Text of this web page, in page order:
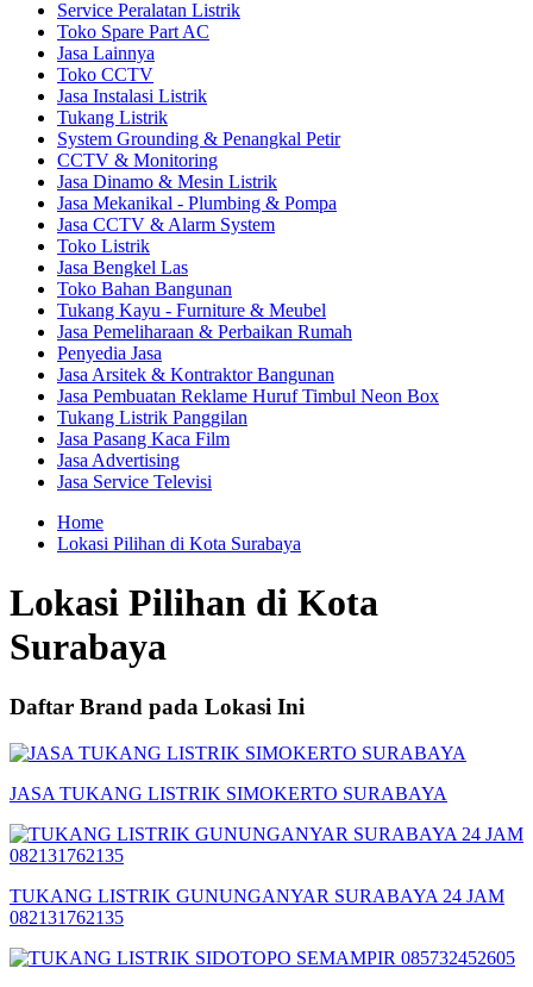
Service Peralatan Listrik
Toko Spare Part AC
Jasa Lainnya
Toko CCTV
Jasa Instalasi Listrik
Tukang Listrik
System Grounding & Penangkal Petir
CCTV & Monitoring
Jasa Dinamo & Mesin Listrik
Jasa Mekanikal - Plumbing & Pompa
Jasa CCTV & Alarm System
Toko Listrik
Jasa Bengkel Las
Toko Bahan Bangunan
Tukang Kayu - Furniture & Meubel
Jasa Pemeliharaan & Perbaikan Rumah
Penyedia Jasa
Jasa Arsitek & Kontraktor Bangunan
Jasa Pembuatan Reklame Huruf Timbul Neon Box
Tukang Listrik Panggilan
Jasa Pasang Kaca Film
Jasa Advertising
Jasa Service Televisi
Home
Lokasi Pilihan di Kota Surabaya
Lokasi Pilihan di Kota
Surabaya
Daftar Brand pada Lokasi Ini
JASA TUKANG LISTRIK SIMOKERTO SURABAYA
TUKANG LISTRIK GUNUNGANYAR SURABAYA 24 JAM
082131762135